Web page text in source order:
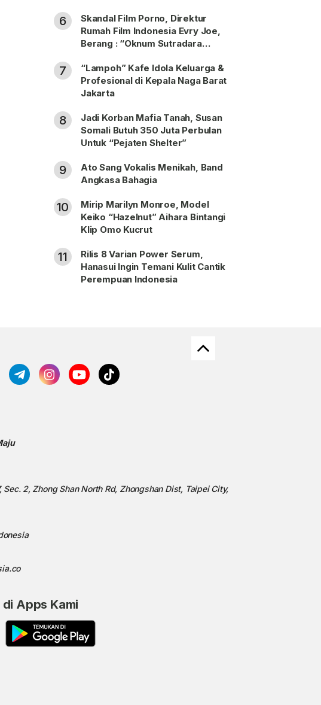
6
Skandal Film Porno, Direktur
Rumah Film Indonesia Evry Joe,
Berang : “Oknum Sutradara
7
“Lampoh” Kafe Idola Keluarga &
Profesional di Kepala Naga Barat
Jakarta
8
Jadi Korban Mafia Tanah, Susan
Somali Butuh 350 Juta Perbulan
Untuk “Pejaten Shelter”
9
Ato Sang Vokalis Menikah, Band
Angkasa Bahagia
10
Mirip Marilyn Monroe, Model
Keiko “Hazelnut” Aihara Bintangi
Klip Omo Kucrut
11
Rilis 8 Varian Power Serum,
Hanasui Ingin Temani Kulit Cantik
Perempuan Indonesia
Sec. 2, Zhong Shan North Rd, Zhongshan Dist, Taipei City,
Apps Kami